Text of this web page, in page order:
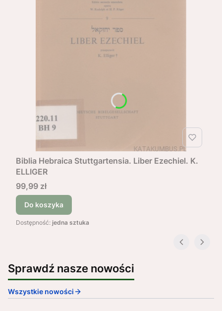
Biblia Hebraica Stuttgartensia. Liber Ezechiel. K.
ELLIGER
Cena
99,99 zł
Do koszyka
Dostępność: jedna sztuka
Sprawdź nasze nowości
Wszystkie nowości